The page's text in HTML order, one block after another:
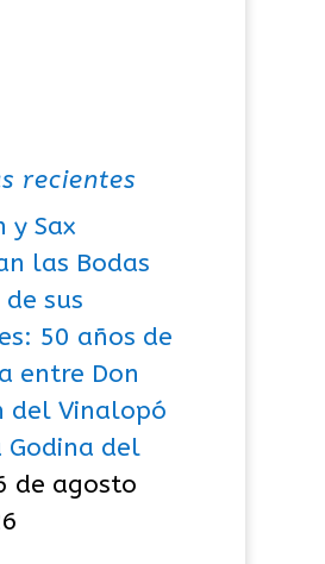
recientes
y Sax
las Bodas
sus
50 años de
entre Don
del Vinalopó
Godina del
de agosto